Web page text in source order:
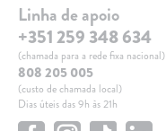
Linha de apoio
+351 259 348 634
(chamada para a rede fixa nacional)
808 205 005
(custo de chamada local)
Dias úteis das 9h às 21h